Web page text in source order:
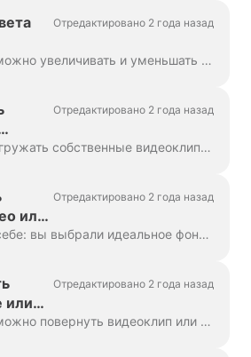
Отредактировано 2 года назад
В Wave.video можно увеличивать и уменьшать масштаб видеоклипа или изображения. При уменьшении масштаба видеопроизводитель автоматически добавит обычный фон, чтобы заполнить ...
или
Отредактировано 2 года назад
Вы можете загружать собственные видеоклипы и изображения в Wave.video и создавать из них видео. Вы можете смешивать и сочетать собственные медиафайлы с теми, которые...
или
Отредактировано 2 года назад
Представьте себе: вы выбрали идеальное фоновое видео или изображение в Wave.video, добавили к нему свой текст и логотип... а затем поняли, что хотите изменить медиа...
или
Отредактировано 2 года назад
В Wave.video можно повернуть видеоклип или изображение. Чтобы повернуть видеоклип/изображение, перейдите на шаг "Редактировать" и выберите ...